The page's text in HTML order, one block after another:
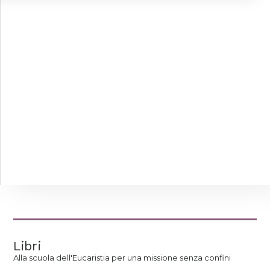
Libri
Alla scuola dell'Eucaristia per una missione senza confini